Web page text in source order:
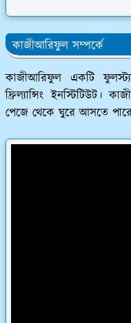
কাজীআরিফুল সম্পর্কে
কাজীআরিফুল একটি
ফ্রিল্যান্সিং ইনস্টিটিউট।
পেজে থেকে ঘুরে আসতে